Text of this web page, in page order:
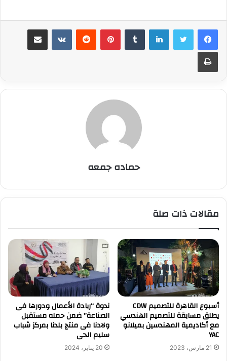
لينكدإن بينتيريست مشاركة عبر البريد
طباعة
حماده جمعه
مقالات ذات صلة
أسبوع القاهرة للتصميم CDW
يطلق مسابقة للتصميم الهندسي
مع أكاديمية المهندسين بميلانو
YAC
21 مارس، 2023
ندوة “ريادة الأعمال ودورها فى
الصناعة” ضمن حمله مستقبل
ولادنا فى منتج بلدنا بمركز شباب
سليم الحى
20 يناير، 2024